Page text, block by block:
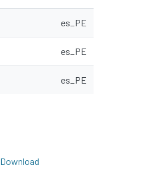
es_PE
es_PE
es_PE
Download